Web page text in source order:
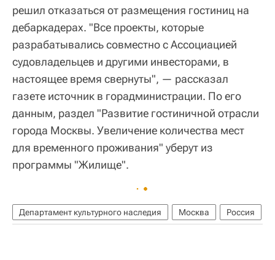
решил отказаться от размещения гостиниц на
дебаркадерах. "Все проекты, которые
разрабатывались совместно с Ассоциацией
судовладельцев и другими инвесторами, в
настоящее время свернуты", — рассказал
газете источник в горадминистрации. По его
данным, раздел "Развитие гостиничной отрасли
города Москвы. Увеличение количества мест
для временного проживания" уберут из
программы "Жилище".
Департамент культурного наследия Москва Россия